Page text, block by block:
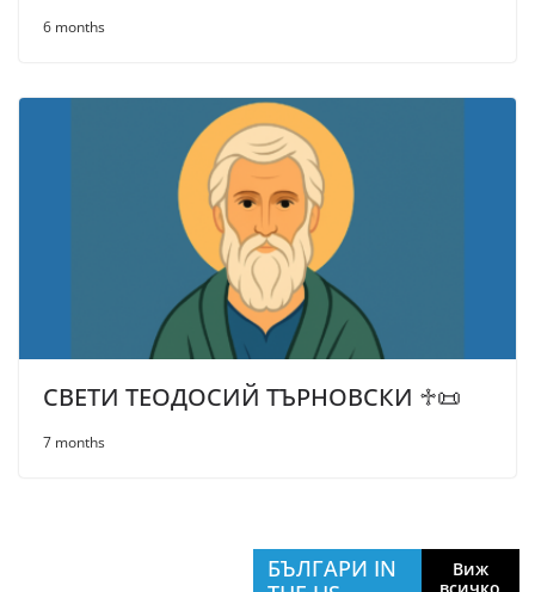
6 months
СВЕТИ ТЕОДОСИЙ ТЪРНОВСКИ ♱📜
7 months
БЪЛГАРИ IN
Виж